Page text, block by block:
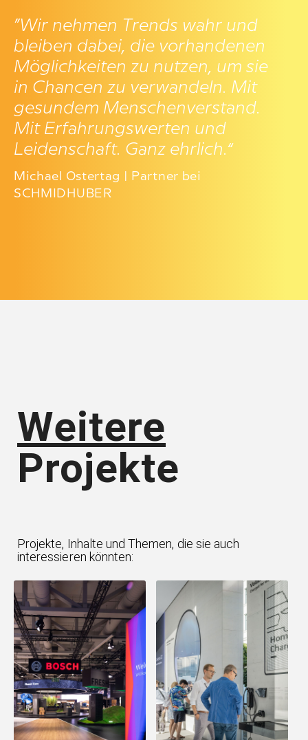
”Wir nehmen Trends wahr und
bleiben dabei, die vorhandenen
Möglichkeiten zu nutzen, um sie
in Chancen zu verwandeln. Mit
gesundem Menschenverstand.
Mit Erfahrungswerten und
Leidenschaft. Ganz ehrlich.“
Michael Ostertag | Partner bei
SCHMIDHUBER
Weitere
Projekte
Projekte, Inhalte und Themen, die sie auch
interessieren könnten: